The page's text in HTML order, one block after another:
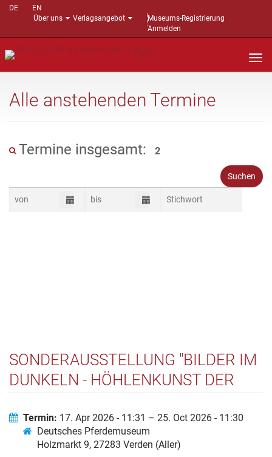
DE
EN
Über uns
Verlagsangebot
Museums-Registrierung
Anmelden
Alle anstehenden Termine
Termine insgesamt: 2
SONDERAUSSTELLUNG "BILDER IM
DUNKELN - HÖHLENKUNST DER
Termin: 17. Apr 2026 - 11:31 – 25. Oct 2026 - 11:30
Deutsches Pferdemuseum
Holzmarkt 9, 27283 Verden (Aller)